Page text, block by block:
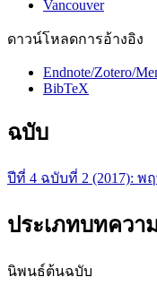
Vancouver
ดาวน์โหลดการอ้างอิง
Endnote/Zotero/
BibTeX
ฉบับ
ปีที่ 4 ฉบับที่ 2 (2017): พ
ประเภทบทควา
นิพนธ์ต้นฉบับ